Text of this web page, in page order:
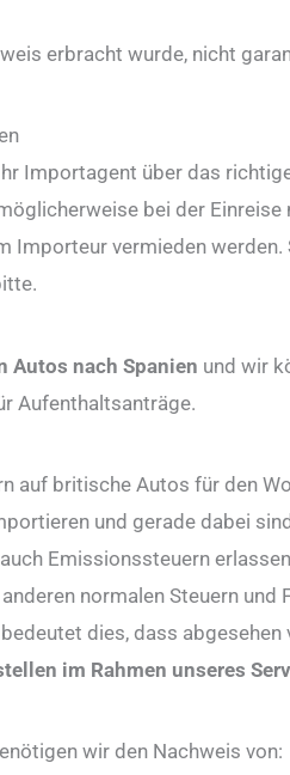
erbracht wurde, nicht
Importagent über das
bei der
Importeur vermieden
Autos nach Spanien und wir
Aufenthaltsanträge.
auf britische Autos für den
und gerade dabei
Emissionssteuern
normalen Steuern
dies, dass
im Rahmen unseres
wir den Nachweis von: